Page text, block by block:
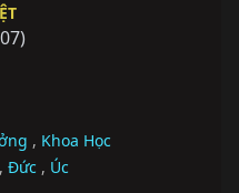
, Khoa Học
, Đức , Úc